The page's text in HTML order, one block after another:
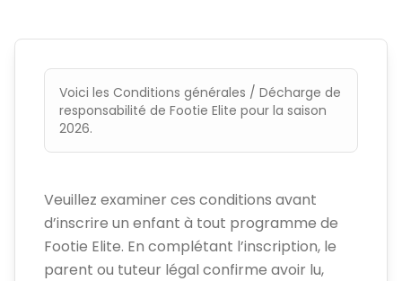
Voici les Conditions générales / Décharge de
responsabilité de Footie Elite pour la saison
2026.
Veuillez examiner ces conditions avant
d’inscrire un enfant à tout programme de
Footie Elite. En complétant l’inscription, le
parent ou tuteur légal confirme avoir lu,